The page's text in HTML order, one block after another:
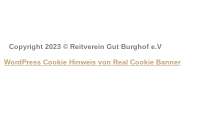
Copyright 2023 © Reitverein Gut Burghof e.V
WordPress Cookie Hinweis von Real Cookie Banner